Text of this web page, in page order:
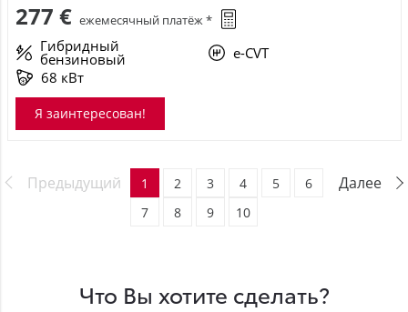
277 € ежемесячный платёж *
Гибридный
бензиновый
e-CVT
68 кВт
Я заинтересован!
Предыдущий Далее
1 2 3 4 5
6
7
8 9 10
Что Вы хотите сделать?